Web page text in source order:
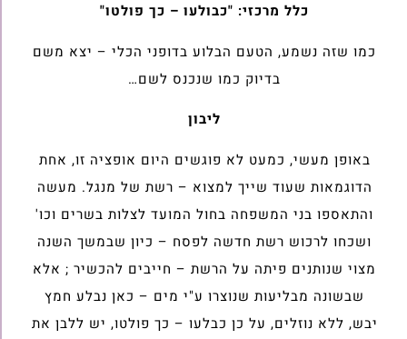
כלל מרכזי: "כבולעו – כך פולטו"
כמו שזה נשמע, הטעם הבלוע בדופני הכלי – יצא משם
בדיוק כמו שנכנס לשם…
ליבון
באופן מעשי, כמעט לא פוגשים היום אופציה זו, אחת
הדוגמאות שעוד שייך למצוא – רשת של מנגל. מעשה
והתאספו בני המשפחה בחול המועד לצלות בשרים וכו'
ושכחו לרכוש רשת חדשה לפסח – כיון שבמשך השנה
מצוי שנותנים פיתה על הרשת – חייבים להכשיר ; אלא
שבשונה מבליעות שנוצרו ע"י מים – כאן נבלע חמץ
יבש, ללא נוזלים, על כן כבלעו – כך פולטו, יש ללבן את